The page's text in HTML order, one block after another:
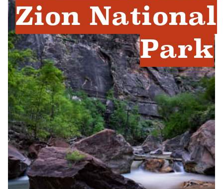
Zion National
Park